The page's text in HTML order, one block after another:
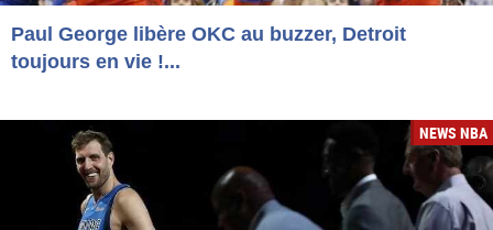
Paul George libère OKC au buzzer, Detroit
toujours en vie !...
NEWS NBA